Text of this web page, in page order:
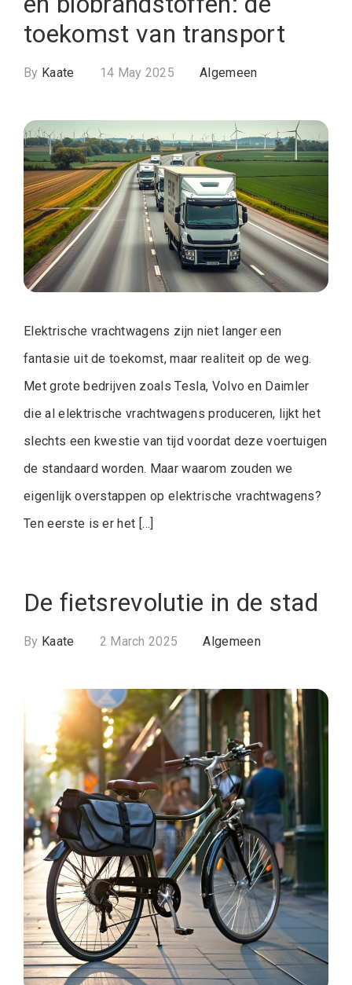
toekomst van transport
By Kaate 14 May 2025 Algemeen
Elektrische vrachtwagens zijn niet langer een
fantasie uit de toekomst, maar realiteit op de weg.
Met grote bedrijven zoals Tesla, Volvo en Daimler
die al elektrische vrachtwagens produceren, lijkt het
slechts een kwestie van tijd voordat deze voertuigen
de standaard worden. Maar waarom zouden we
eigenlijk overstappen op elektrische vrachtwagens?
Ten eerste is er het […]
De fietsrevolutie in de stad
By Kaate 2 March 2025 Algemeen